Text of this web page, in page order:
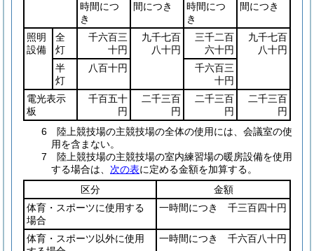
時間につ
き
間につき
時間につ
き
間につき
照明
設備
全
灯
千六百三
十円
九千七百
八十円
三千二百
六十円
九千七百
八十円
半
灯
八百十円
千六百三
十円
電光表示
板
千百五十
円
二千三百
円
二千三百
円
二千三百
円
6 陸上競技場の主競技場の全体の使用には、会議室の使
用を含まない。
7 陸上競技場の主競技場の室内練習場の暖房設備を使用
する場合は、 次の表に定める金額を加算する。
区分
金額
体育・スポーツに使用する
場合
一時間につき 千三百四十円
体育・スポーツ以外に使用
一時間につき 千六百八十円